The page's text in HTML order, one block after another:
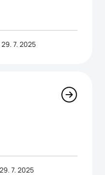
7. 2025
7. 2025